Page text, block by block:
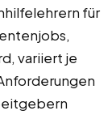
für
variiert je